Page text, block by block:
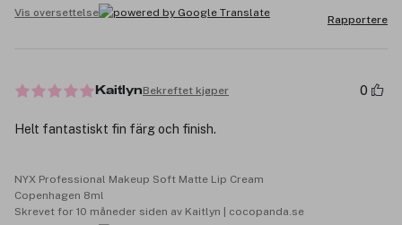
Vis oversettelse
Rapportere
KaitlynBekreftet kjøper 0
Helt fantastiskt fin färg och finish.
NYX Professional Makeup Soft Matte Lip Cream
Copenhagen 8ml
Skrevet for 10 måneder siden av Kaitlyn | cocopanda.se